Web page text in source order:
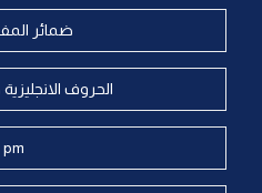
ضمائر
الحروف
pm